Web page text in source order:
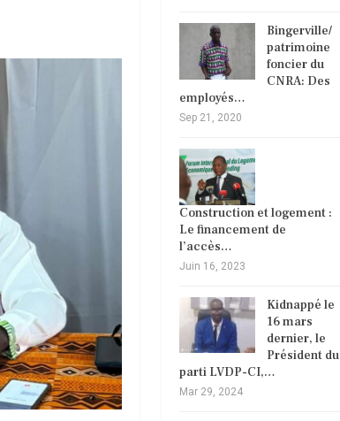
Bingerville/
patrimoine
foncier du
CNRA: Des
employés…
Sep 21, 2020
Construction et logement :
Le financement de
l’accès…
Juin 16, 2023
Kidnappé le
16 mars
dernier, le
Président du
parti LVDP-CI,…
Mar 29, 2024